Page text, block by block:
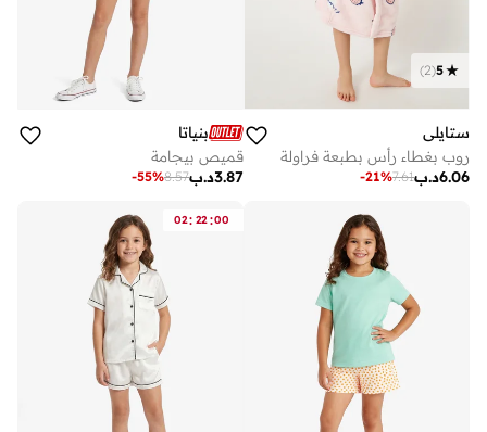
5
(
2
)
ستايلي
روب بغطاء رأس بطبعة فراولة
د.ب6.06
7.61
-21%
بنياتا
قميص بيجامة
د.ب3.87
8.57
-55%
02: 22 :00